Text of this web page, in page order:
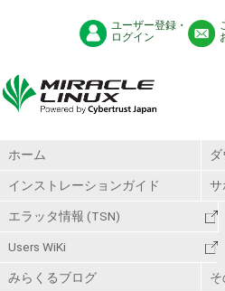
ユーザー登録・
ログイン
ホーム
インストレーションガイド サ
エラッタ情報 (TSN)
Users WiKi
みらくるブログ